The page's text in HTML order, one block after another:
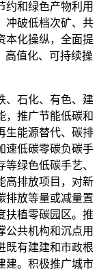
约和绿色产物利用
冲破低档次矿、共
本化操纵，全面提
高值化、可持续操
石化、有色、建
，推广节能低碳和
生能源替代、碳排
速低碳零碳负碳手
绿色低碳手艺、
高排放项目，对新
排放等量或减量置
扶植零碳园区。推
公共机构和沉点用
既有建建和市政根
建。积极推广城市